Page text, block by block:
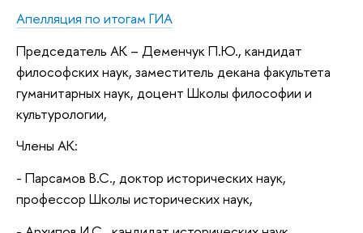
Апелляция по итогам ГИА
Председатель АК – Деменчук П.Ю., кандидат
философских наук, заместитель декана факультета
гуманитарных наук, доцент Школы философии и
культурологии,
Члены АК:
- Парсамов В.С., доктор исторических наук,
профессор Школы исторических наук,